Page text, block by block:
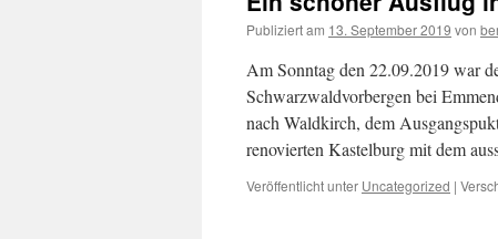
Publiziert am 13. September 2019 von
Am Sonntag den 22.09.2019 war
Schwarzwaldvorbergen bei
nach Waldkirch, dem
renovierten Kastelburg mit dem
Veröffentlicht unter Uncategorized |